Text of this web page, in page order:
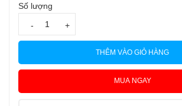
Số lượng
- +
THÊM VÀO GIỎ HÀNG
MUA NGAY